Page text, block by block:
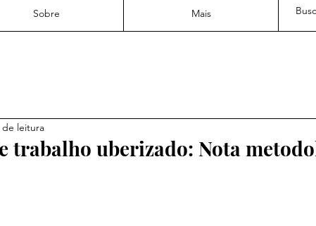
Sobre Mais
trabalho uberizado: Nota
de leitura